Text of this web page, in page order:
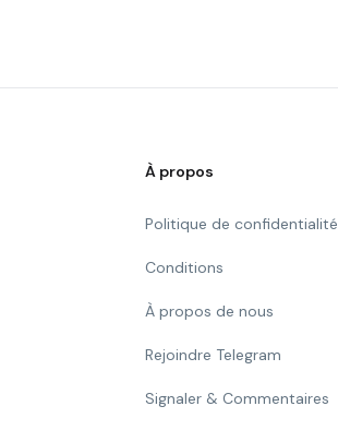
À propos
Politique de confidentialité
Conditions
À propos de nous
Rejoindre Telegram
Signaler & Commentaires